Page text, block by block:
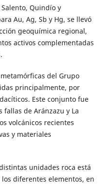
Quindío y
Au, Ag, Sb y Hg, se llevó
geoquímica regional,
activos complementadas
del Grupo
principalmente, por
Este conjunto fue
de Aránzazu y La
volcánicos recientes
y materiales
unidades roca está
diferentes elementos, en